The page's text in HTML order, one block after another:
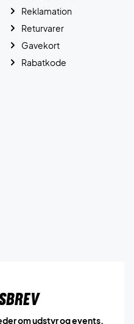
Reklamation
Returvarer
Gavekort
Rabatkode
om udstyr og events.